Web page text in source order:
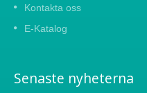
Kontakta oss
E-Katalog
Senaste nyheterna